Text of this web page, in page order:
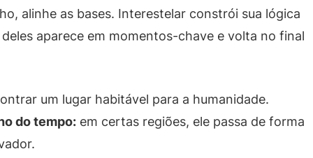
alinhe as bases. Interestelar constrói sua lógica
aparece em momentos-chave e volta no final
um lugar habitável para a humanidade.
do tempo: em certas regiões, ele passa de forma